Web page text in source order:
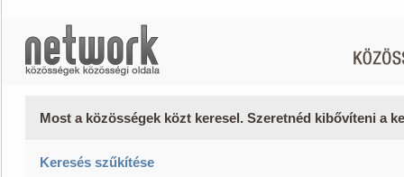
Most a közösségek közt keresel. Szeretnéd kibővíteni a
Keresés szűkítése